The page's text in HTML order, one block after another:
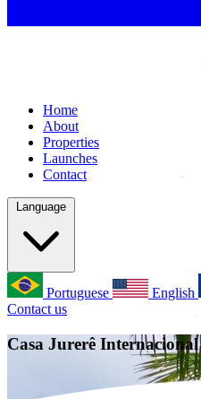
Home
About
Properties
Launches
Contact
Language
Portuguese English
Contact us
Casa Jurerê Internacional